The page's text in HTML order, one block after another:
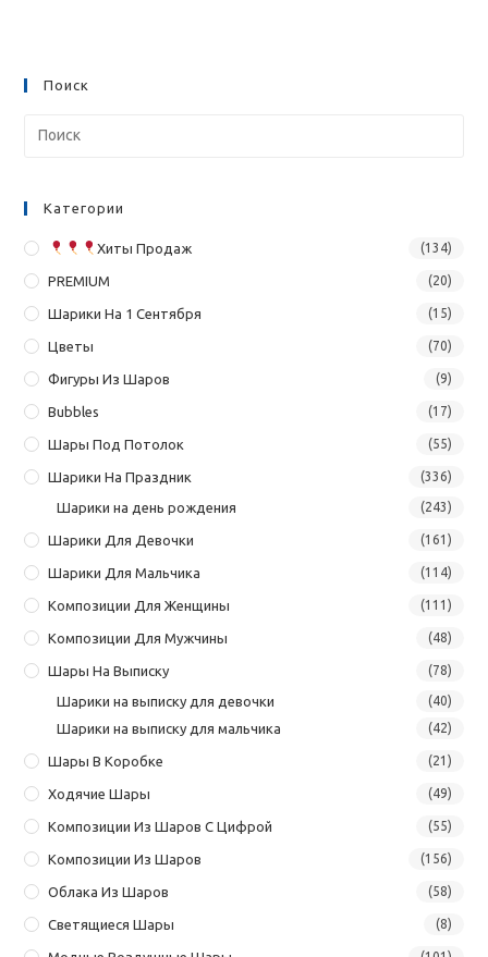
Поиск
Категории
Хиты Продаж (134)
PREMIUM (20)
Шарики На 1 Сентября (15)
Цветы (70)
Фигуры Из Шаров (9)
Bubbles (17)
Шары Под Потолок (55)
Шарики На Праздник (336)
Шарики на день рождения (243)
Шарики Для Девочки (161)
Шарики Для Мальчика (114)
Композиции Для Женщины (111)
Композиции Для Мужчины (48)
Шары На Выписку (78)
Шарики на выписку для девочки (40)
Шарики на выписку для мальчика (42)
Шары В Коробке (21)
Ходячие Шары (49)
Композиции Из Шаров С Цифрой (55)
Композиции Из Шаров (156)
Облака Из Шаров (58)
Светящиеся Шары (8)